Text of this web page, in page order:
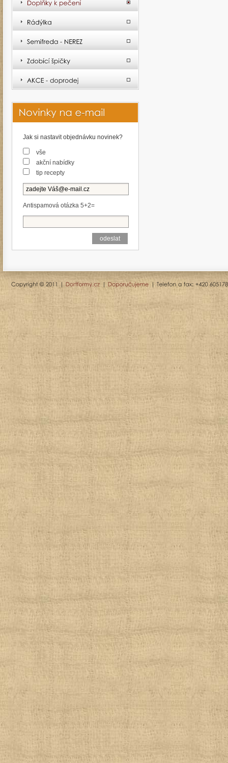
Jak si nastavit objednávku novinek?
vše
akční nabídky
tip recepty
Antispamová otázka 5+2=